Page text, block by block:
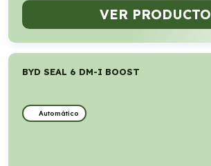
VER PRODUCTO
BYD SEAL 6 DM-I BOOST
Automático